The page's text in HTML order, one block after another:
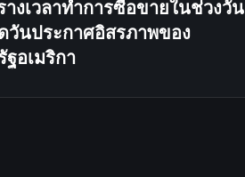
างเวลาทำการซื้อขายในช่วงวัน
วันประกาศอิสรภาพของ
ฐอเมริกา